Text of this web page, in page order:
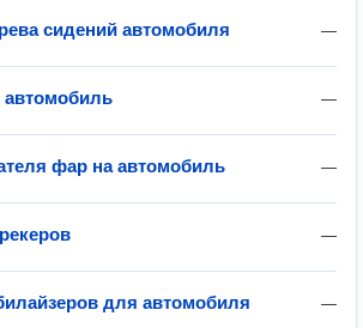
—
сидений автомобиля
—
автомобиль
—
фар на автомобиль
—
—
для автомобиля